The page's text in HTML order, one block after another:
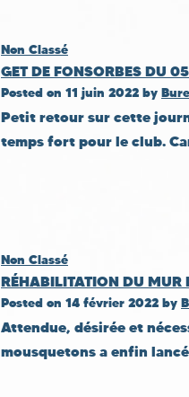
Non Classé
GET DE FONSORBES DU
Posted on 11 juin 2022 by
Petit retour sur cette
temps fort pour le club.
Non Classé
RÉHABILITATION DU MUR
Posted on 14 février 2022 by
Attendue, désirée et
mousquetons a enfin